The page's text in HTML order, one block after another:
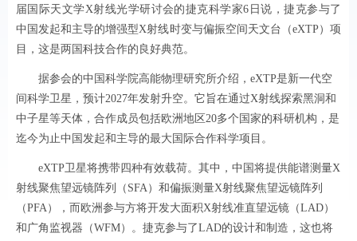
届国际天文学X射线光学研讨会的捷克科学家6日说，捷克参与了
中国发起和主导的增强型X射线时变与偏振空间天文台（eXTP）项
目，这是两国科技合作的良好典范。
据参会的中国科学院高能物理研究所介绍，eXTP是新一代空
间科学卫星，预计2027年发射升空。它旨在通过X射线探索黑洞和
中子星等天体，合作成员包括欧洲地区20多个国家的科研机构，是
迄今为止中国发起和主导的最大国际合作科学项目。
eXTP卫星将携带四种有效载荷。其中，中国将提供能谱测量X
射线聚焦望远镜阵列（SFA）和偏振测量X射线聚焦望远镜阵列
（PFA），而欧洲参与方将开发大面积X射线准直望远镜（LAD）
和广角监视器（WFM）。捷克参与了LAD的设计和制造，这也将